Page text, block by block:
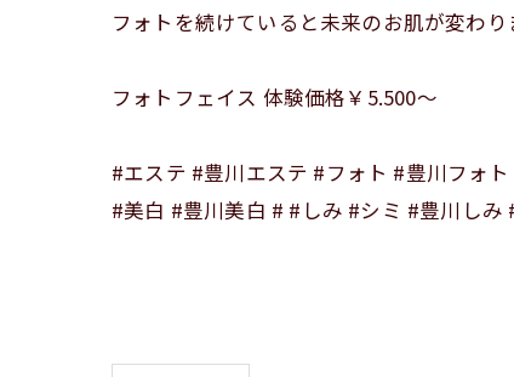
フォトを続けていると未来のお肌が変わり
フォトフェイス 体験価格￥5.500～
#エステ #豊川エステ #フォト #豊川フォ
#美白 #豊川美白 # #しみ #シミ #豊川し